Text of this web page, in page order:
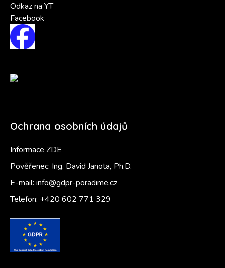
Odkaz na YT
Facebook
Ochrana osobních údajů
Informace ZDE
Pověřenec: Ing. David Janota, Ph.D.
E-mail: info@gdpr-poradime.cz
Telefon: +420 602 771 329